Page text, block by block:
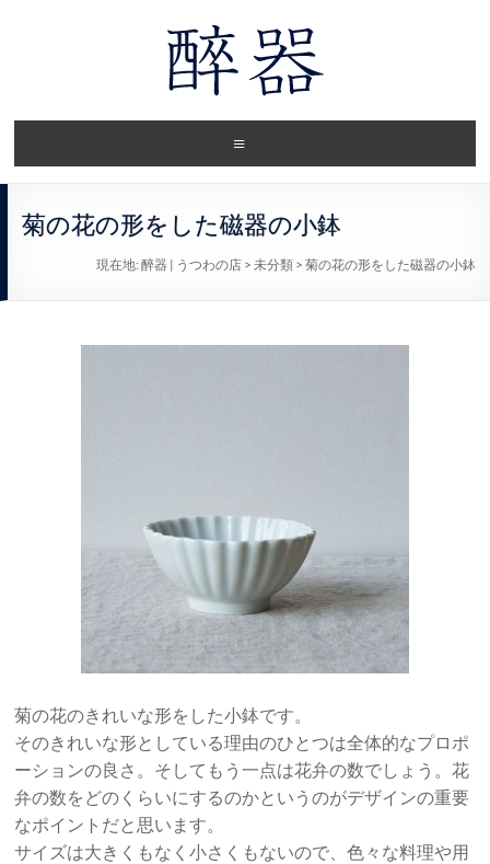
菊の花の形をした磁器の小鉢
現在地: 醉器 | うつわの店> 未分類> 菊の花の形をした磁器の小鉢
菊の花のきれいな形をした小鉢です。
そのきれいな形としている理由のひとつは全体的なプロポ
ーションの良さ。そしてもう一点は花弁の数でしょう。花
弁の数をどのくらいにするのかというのがデザインの重要
なポイントだと思います。
サイズは大きくもなく小さくもないので、色々な料理や用